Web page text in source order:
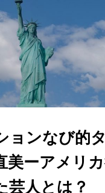
ョンなび的
美ーアメリ
芸人とは？